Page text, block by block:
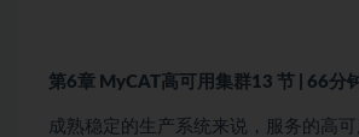
第6章 MyCAT高可用集群13 节 | 66分
成熟稳定的生产系统来说，服务的高